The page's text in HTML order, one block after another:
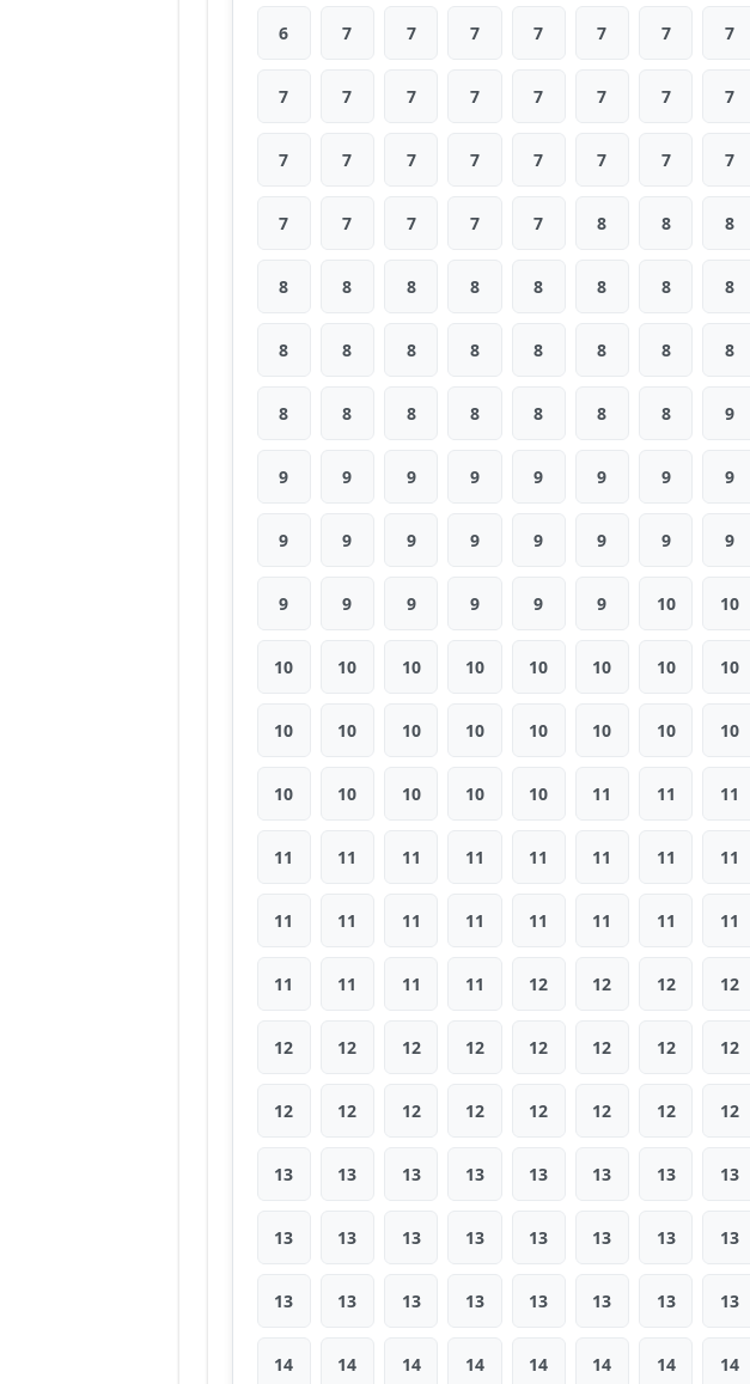
6 7 7 7 7 7 7 7
7 7 7 7 7 7 7 7
7 7 7 7 7 7 7 7
7 7 7 7 7 8 8 8
8 8 8 8 8 8 8 8
8 8 8 8 8 8 8 8
8 8 8 8 8 8 8 9
9 9 9 9 9 9 9 9
9 9 9 9 9 9 9 9
9 9 9 9 9 9 10 10
10 10 10 10 10 10 10 10
10 10 10 10 10 10 10 10
10 10 10 10 10 11 11 11
11 11 11 11 11 11 11 11
11 11 11 11 11 11 11 11
11 11 11 11 12 12 12 12
12 12 12 12 12 12 12 12
12 12 12 12 12 12 12 12
13 13 13 13 13 13 13 13
13 13 13 13 13 13 13 13
13 13 13 13 13 13 13 13
14 14 14 14 14 14 14 14